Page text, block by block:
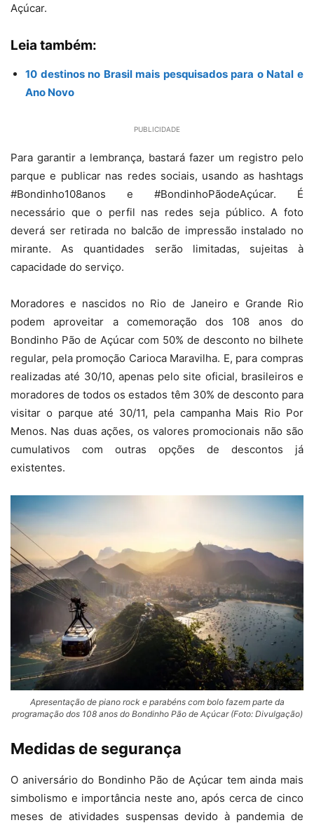
Açúcar.
Leia também:
10 destinos no Brasil mais pesquisados para o Natal e
Ano Novo
PUBLICIDADE
Para garantir a lembrança, bastará fazer um registro pelo
parque e publicar nas redes sociais, usando as hashtags
#Bondinho108anos e #BondinhoPãodeAçúcar. É
necessário que o perfil nas redes seja público. A foto
deverá ser retirada no balcão de impressão instalado no
mirante. As quantidades serão limitadas, sujeitas à
capacidade do serviço.
Moradores e nascidos no Rio de Janeiro e Grande Rio
podem aproveitar a comemoração dos 108 anos do
Bondinho Pão de Açúcar com 50% de desconto no bilhete
regular, pela promoção Carioca Maravilha. E, para compras
realizadas até 30/10, apenas pelo site oficial, brasileiros e
moradores de todos os estados têm 30% de desconto para
visitar o parque até 30/11, pela campanha Mais Rio Por
Menos. Nas duas ações, os valores promocionais não são
cumulativos com outras opções de descontos já
existentes.
Apresentação de piano rock e parabéns com bolo fazem parte da
programação dos 108 anos do Bondinho Pão de Açúcar (Foto: Divulgação)
Medidas de segurança
O aniversário do Bondinho Pão de Açúcar tem ainda mais
simbolismo e importância neste ano, após cerca de cinco
meses de atividades suspensas devido à pandemia de